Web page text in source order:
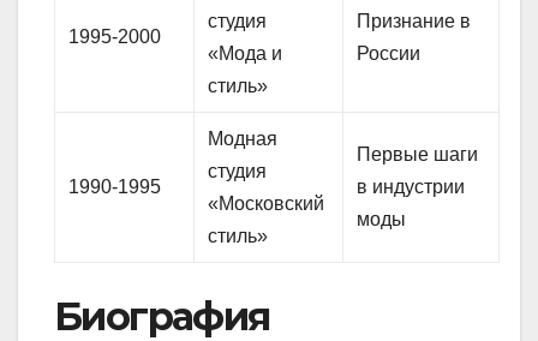
1995-2000
студия
«Мода и
стиль»
Признание в
России
1990-1995
Модная
студия
«Московский
стиль»
Первые шаги
в индустрии
моды
Биография